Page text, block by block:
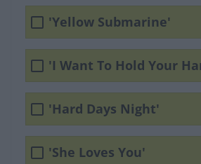
'Yellow Submarine'
'I Want To Hold Your
'Hard Days Night'
'She Loves You'